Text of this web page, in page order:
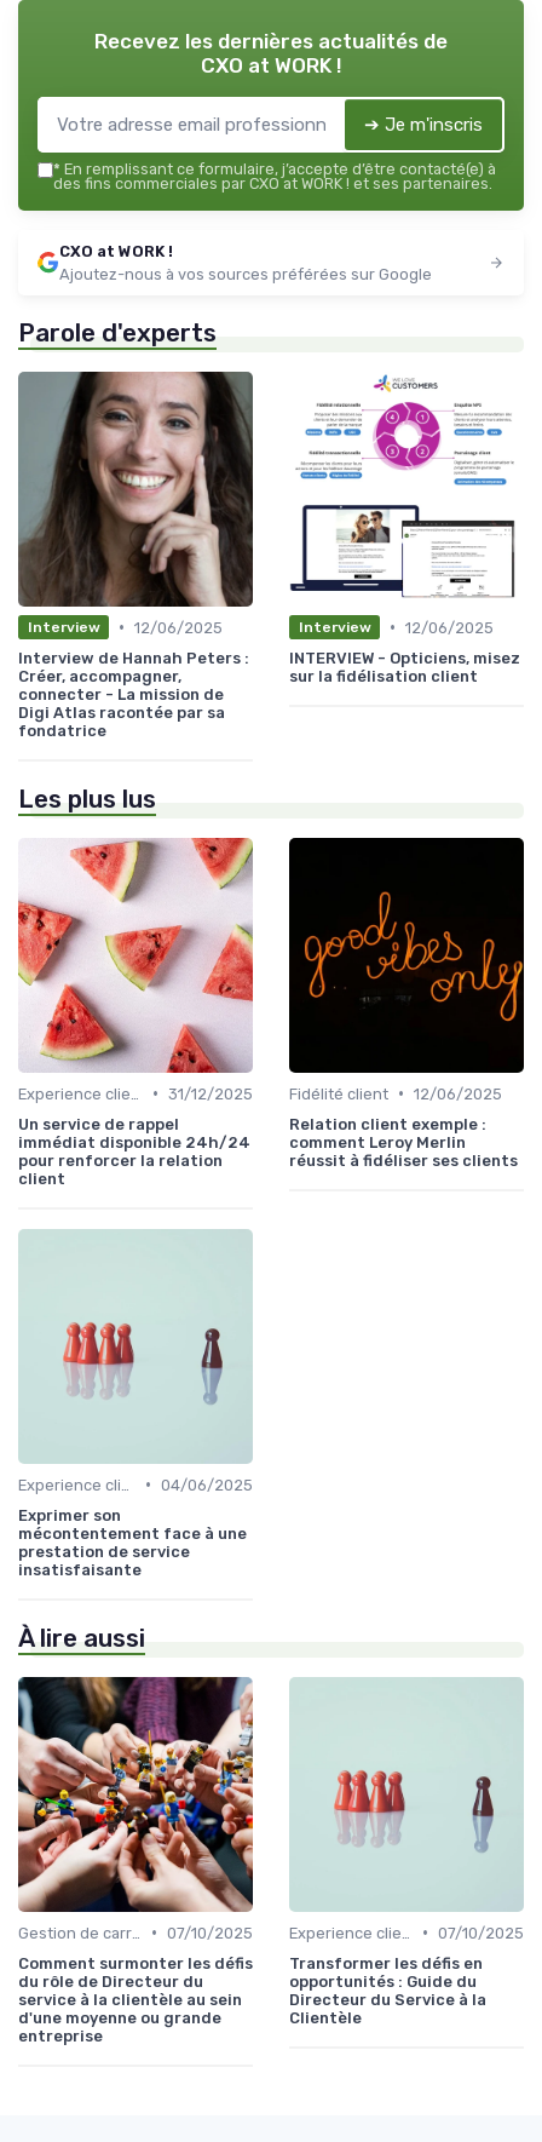
Recevez les dernières actualités de
CXO at WORK !
➔ Je m'inscris
* En remplissant ce formulaire, j’accepte d’être contacté(e) à
des fins commerciales par CXO at WORK ! et ses partenaires.
CXO at WORK !
Ajoutez-nous à vos sources préférées sur Google
Parole d'experts
Interview • 12/06/2025
Interview de Hannah Peters :
Créer, accompagner,
connecter - La mission de
Digi Atlas racontée par sa
fondatrice
Interview • 12/06/2025
INTERVIEW - Opticiens, misez
sur la fidélisation client
Les plus lus
• 31/12/2025
Un service de rappel
immédiat disponible 24h/24
pour renforcer la relation
client
Fidélité client • 12/06/2025
Relation client exemple :
comment Leroy Merlin
réussit à fidéliser ses clients
• 04/06/2025
Exprimer son
mécontentement face à une
prestation de service
insatisfaisante
À lire aussi
• 07/10/2025
Comment surmonter les défis
du rôle de Directeur du
service à la clientèle au sein
d'une moyenne ou grande
entreprise
• 07/10/2025
Transformer les défis en
opportunités : Guide du
Directeur du Service à la
Clientèle